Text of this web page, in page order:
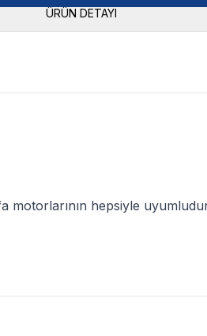
ÜRÜN DETAYI
motorlarının hepsiyle